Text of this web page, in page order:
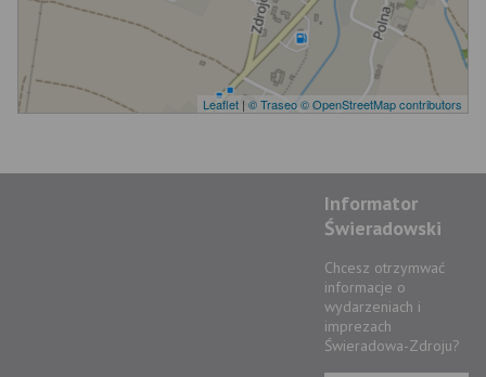
Leaflet | © Traseo© OpenStreetMap contributors
Informator
Świeradowski
Chcesz otrzymwać
informacje o
wydarzeniach i
imprezach
Świeradowa-Zdroju?